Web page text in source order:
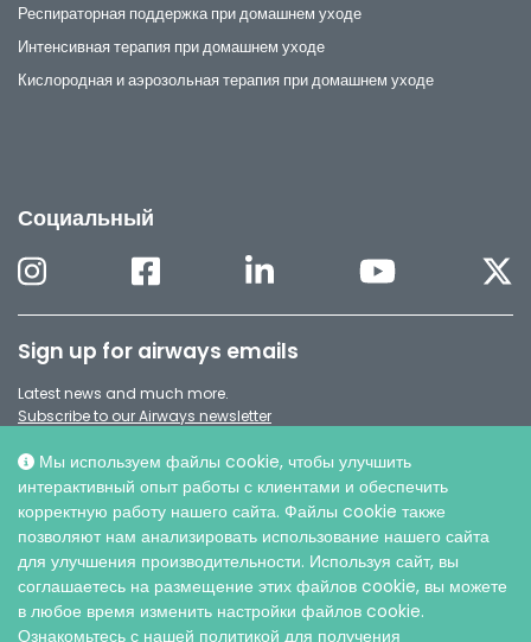
Мы используем файлы cookie, чтобы улучшить
интерактивный опыт работы с клиентами и обеспечить
корректную работу нашего сайта. Файлы cookie также
позволяют нам анализировать использование нашего сайта
для улучшения производительности. Используя сайт, вы
соглашаетесь на размещение этих файлов cookie, вы можете
в любое время изменить настройки файлов cookie.
Ознакомьтесь с нашей политикой для получения
Респираторная поддержка при домашнем уходе
Интенсивная терапия при домашнем уходе
Кислородная и аэрозольная терапия при домашнем уходе
Социальный
Sign up for airways emails
Latest news and much more.
Subscribe to our Airways newsletter